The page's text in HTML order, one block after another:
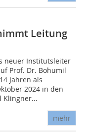
Leitung
neuer Institutsleiter
Prof. Dr. Bohumil
Jahren als
2024 in den
Klingner...
mehr